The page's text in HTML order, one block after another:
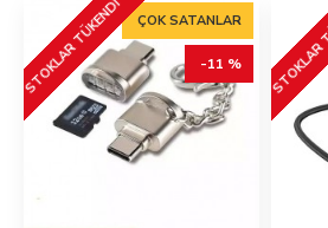
ÇOK SATANLAR
-11 %
STOKLAR TÜKENDI